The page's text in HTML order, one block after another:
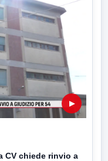
▶
CV chiede rinvio a